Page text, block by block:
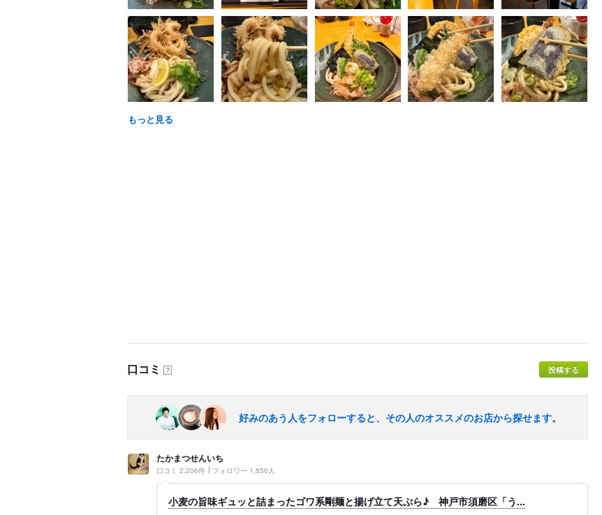
もっと見る
口コミ ？ 投稿する
好みのあう人をフォローすると、その人のオススメのお店から探せます。
たかまつせんいち
口コミ 2,206件 フォロワー 1,856人
小麦の旨味ギュッと詰まったゴワ系剛麺と揚げ立て天ぷら♪ 神戸市須磨区「う...